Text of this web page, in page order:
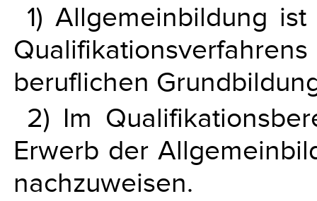
1) Allgemeinbildung
beruflichen
2) Im
Erwerb der
nachzuweisen.